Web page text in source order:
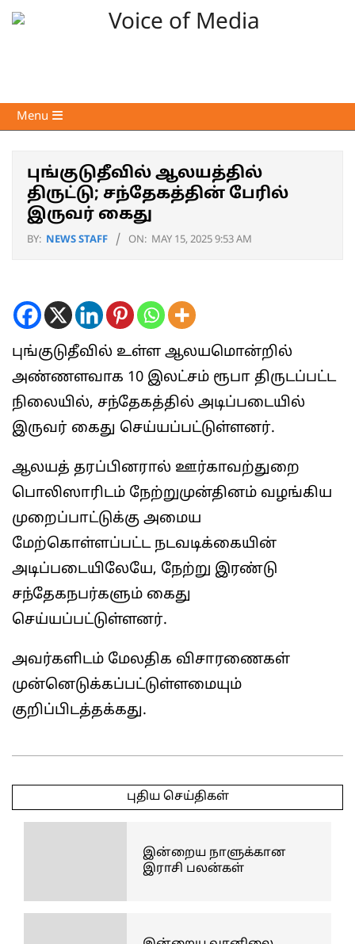
Skip
Voice
of
Primary
Navigation
Menu
புங்குடுதீவில் ஆலயத்தில்
திருட்டு; சந்தேகத்தின் பேரில்
இருவர் கைது
BY: NEWS STAFF ON: MAY 15, 2025 9:53 AM
புங்குடுதீவில் உள்ள ஆலயமொன்றில்
அண்ணளவாக 10 இலட்சம் ரூபா திருடப்பட்ட
நிலையில், சந்தேகத்தில் அடிப்படையில்
இருவர் கைது செய்யப்பட்டுள்ளனர்.
ஆலயத் தரப்பினரால் ஊர்காவற்துறை
பொலிஸாரிடம் நேற்றுமுன்தினம் வழங்கிய
முறைப்பாட்டுக்கு அமைய
மேற்கொள்ளப்பட்ட நடவடிக்கையின்
அடிப்படையிலேயே, நேற்று இரண்டு
சந்தேகநபர்களும் கைது
செய்யப்பட்டுள்ளனர்.
அவர்களிடம் மேலதிக விசாரணைகள்
முன்னெடுக்கப்பட்டுள்ளமையும்
குறிப்பிடத்தக்கது.
05-
புதிய செய்திகள்
இன்றைய நாளுக்கான
இராசி பலன்கள்